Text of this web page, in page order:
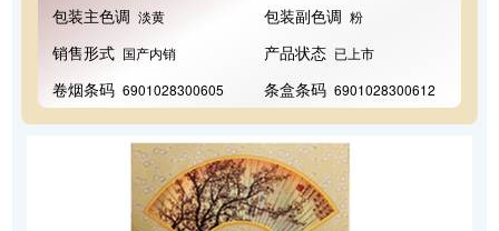
包装主色调 淡黄 包装副色调 粉
销售形式 国产内销 产品状态 已上市
卷烟条码 6901028300605 条盒条码 6901028300612